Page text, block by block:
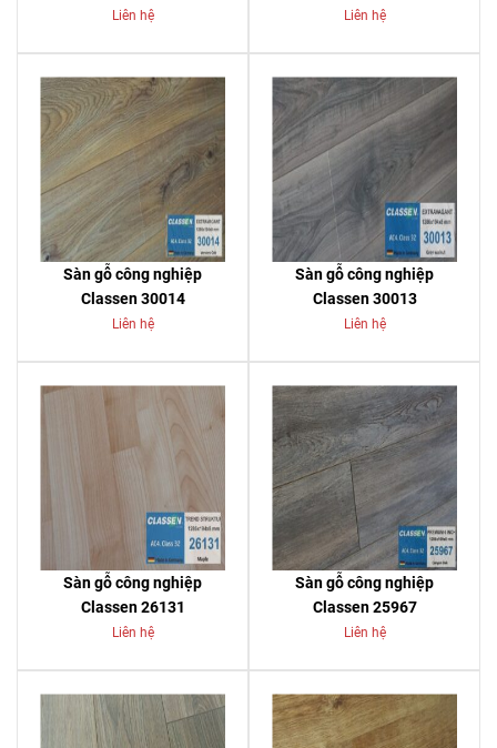
Liên hệ Liên hệ
Sàn gỗ công nghiệp
Classen 30014
Liên hệ
Sàn gỗ công nghiệp
Classen 30013
Liên hệ
Sàn gỗ công nghiệp
Classen 26131
Liên hệ
Sàn gỗ công nghiệp
Classen 25967
Liên hệ